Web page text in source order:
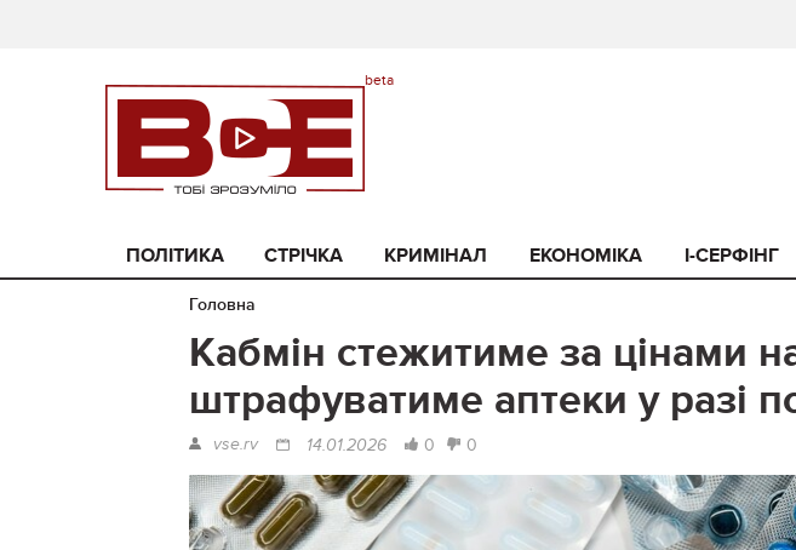
ПОЛІТИКА СТРІЧКА КРИМІНАЛ ЕКОНОМІКА I-СЕРФІНГ
Головна
Кабмін стежитиме за цінами
штрафуватиме аптеки у разі
vse.rv 14.01.2026 0 0